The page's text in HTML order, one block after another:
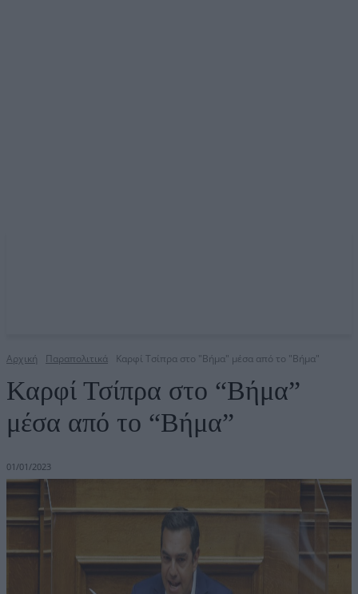
Αρχική Παραπολιτικά Καρφί Τσίπρα στο "Βήμα" μέσα από το "Βήμα"
Καρφί Τσίπρα στο “Βήμα”
μέσα από το “Βήμα”
01/01/2023